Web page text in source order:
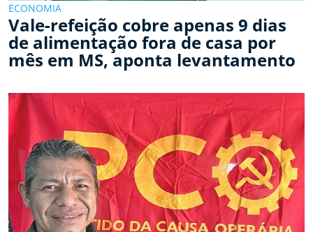
ECONOMIA
Vale-refeição cobre apenas 9 dias
de alimentação fora de casa por
mês em MS, aponta levantamento